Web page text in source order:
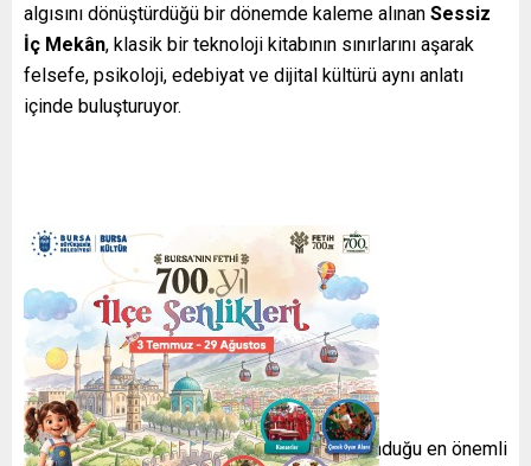
algısını dönüştürdüğü bir dönemde kaleme alınan Sessiz
İç Mekân, klasik bir teknoloji kitabının sınırlarını aşarak
felsefe, psikoloji, edebiyat ve dijital kültürü aynı anlatı
içinde buluşturuyor.
Dijital çağın görünmeyen
gürültüsünü anlatıyor
Kitap, günümüz insanının karşı karşıya bulunduğu en önemli